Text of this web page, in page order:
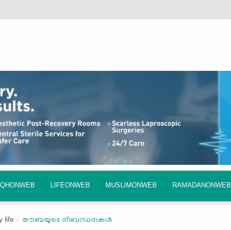
LIFEONWEB MUSLIMONWEB RAMADANONWEB
life തൗബയുടെ നിബന്ധനകള്‍